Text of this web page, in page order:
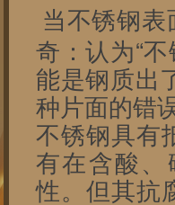
当不锈钢
奇：认为“
能是钢质出
种片面的错
不锈钢具有
有在含酸
性。但其抗